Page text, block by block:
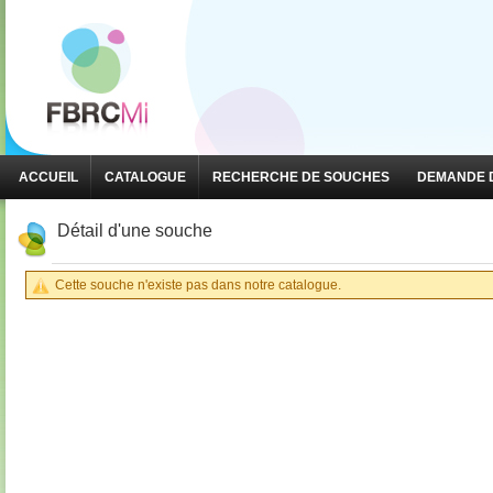
ACCUEIL CATALOGUE RECHERCHE DE SOUCHES DEMANDE
Détail d'une souche
Cette souche n'existe pas dans notre catalogue.